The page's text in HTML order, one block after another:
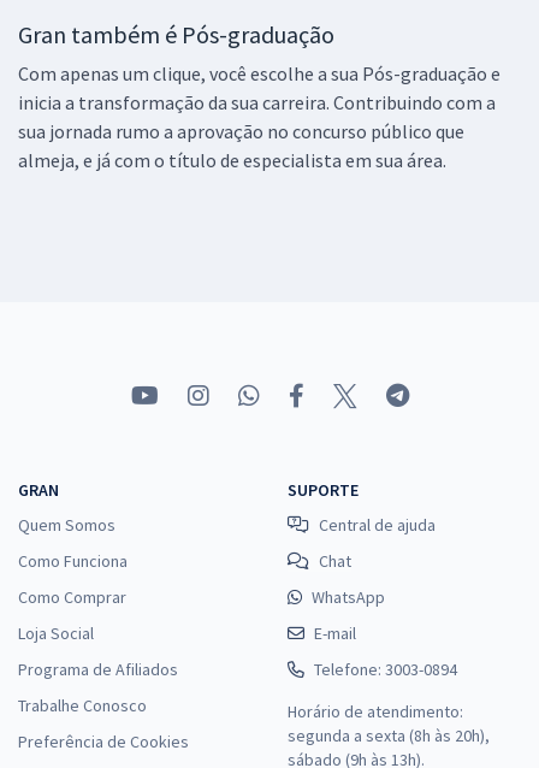
Gran também é Pós-graduação
Com apenas um clique, você escolhe a sua Pós-graduação e
inicia a transformação da sua carreira. Contribuindo com a
sua jornada rumo a aprovação no concurso público que
almeja, e já com o título de especialista em sua área.
GRAN
Quem Somos
Como Funciona
Como Comprar
Loja Social
Programa de Afiliados
Trabalhe Conosco
Preferência de Cookies
SUPORTE
Central de ajuda
Chat
WhatsApp
E-mail
Telefone: 3003-0894
Horário de atendimento:
segunda a sexta (8h às 20h),
sábado (9h às 13h).